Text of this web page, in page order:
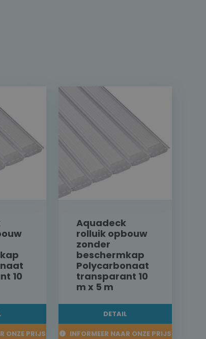
10
ONZE PRIJS
Aquadeck
rolluik opbouw
zonder
beschermkap
Polycarbonaat
transparant 10
m x 5 m
DETAIL
INFORMEER NAAR ONZE PRIJS